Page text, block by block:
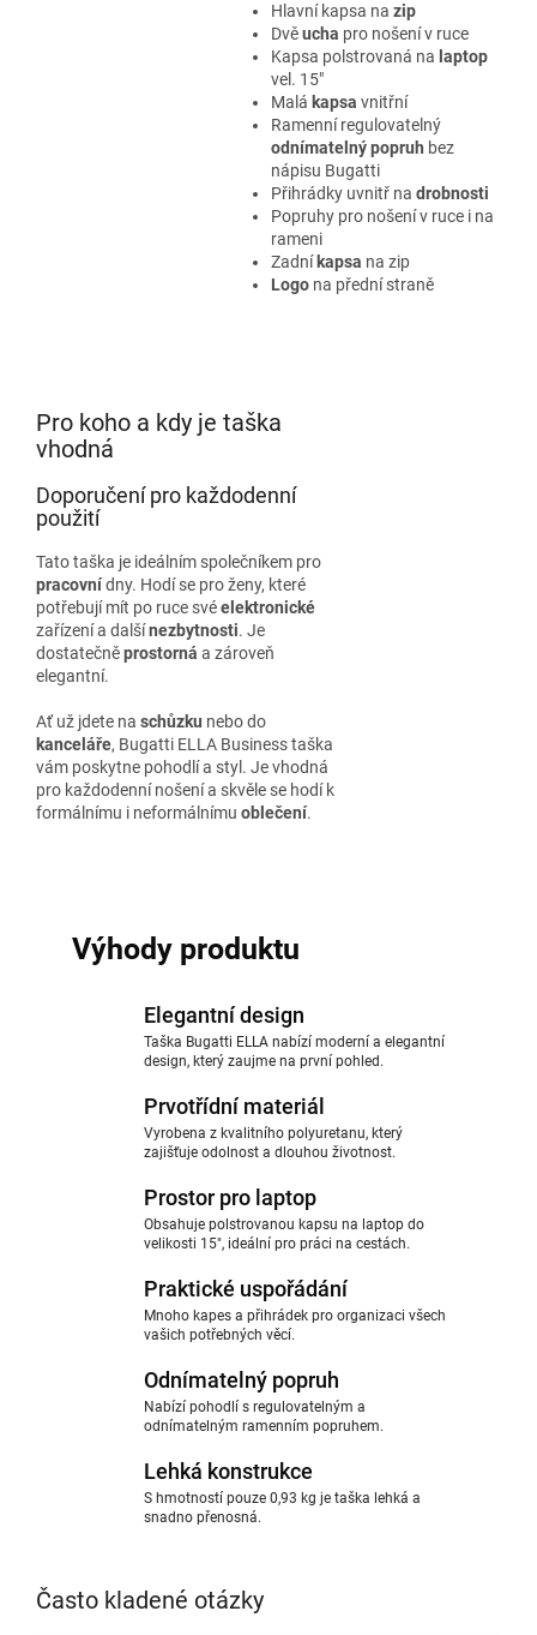
Hlavní kapsa na zip
Dvěucha pro nošení v ruce
Kapsa polstrovaná na laptop
vel. 15"
Malá kapsa vnitřní
Ramenní regulovatelný
odnímatelný popruh bez
nápisu Bugatti
Přihrádky uvnitř na drobnosti
Popruhy pro nošení v ruce i na
rameni
Zadní kapsa na zip
Logona přední straně
Pro koho a kdy je taška
vhodná
Doporučení pro každodenní
použití
Tato taška je ideálním společníkem pro
pracovnídny. Hodí se pro ženy, které
potřebují mít po ruce svéelektronické
zařízení a dalšínezbytnosti. Je
dostatečněprostorná a zároveň
elegantní.
Ať už jdete na schůzku nebo do
kanceláře, Bugatti ELLA Business taška
vám poskytne pohodlí a styl. Je vhodná
pro každodenní nošení a skvěle se hodí k
formálnímu i neformálnímu oblečení.
Výhody produktu
Elegantní design
Taška Bugatti ELLA nabízí moderní a elegantní
design, který zaujme na první pohled.
Prvotřídní materiál
Vyrobena z kvalitního polyuretanu, který
zajišťuje odolnost a dlouhou životnost.
Prostor pro laptop
Obsahuje polstrovanou kapsu na laptop do
velikosti 15", ideální pro práci na cestách.
Praktické uspořádání
Mnoho kapes a přihrádek pro organizaci všech
vašich potřebných věcí.
Odnímatelný popruh
Nabízí pohodlí s regulovatelným a
odnímatelným ramenním popruhem.
Lehká konstrukce
S hmotností pouze 0,93 kg je taška lehká a
snadno přenosná.
Často kladené otázky